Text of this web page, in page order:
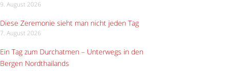
9. August 2026
Diese Zeremonie sieht man nicht jeden Tag
7. August 2026
Ein Tag zum Durchatmen – Unterwegs in den
Bergen Nordthailands